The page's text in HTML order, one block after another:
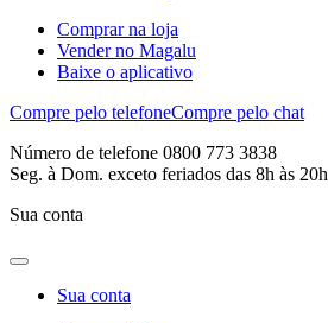
Comprar na loja
Vender no Magalu
Baixe o aplicativo
Compre pelo telefoneCompre pelo chat
Número de telefone 0800 773 3838
Seg. à Dom. exceto feriados das 8h às 20h
Sua conta
Sua conta